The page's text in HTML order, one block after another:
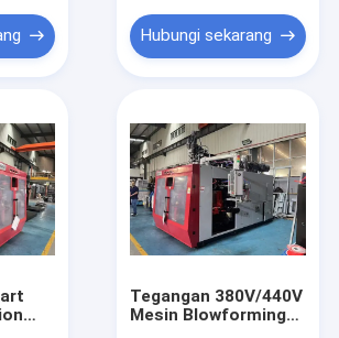
Kemasan
Molding Mesin
Injeksi Berkecepatan Tinggi
PET
PVC
Hubungi sekarang
Tegangan 380V/440V
Mesin Blowforming